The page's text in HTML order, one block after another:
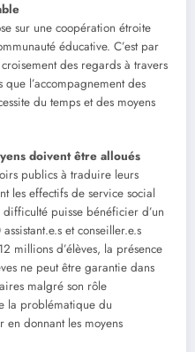
sur une coopération étroite
éducative. C’est par
des regards à travers
l’accompagnement des
du temps et des moyens
doivent être alloués
publics à traduire leurs
les effectifs de service social
puisse bénéficier d’un
et conseiller.e.s
millions d’élèves, la présence
ne peut être garantie dans
malgré son rôle
la problématique du
en donnant les moyens